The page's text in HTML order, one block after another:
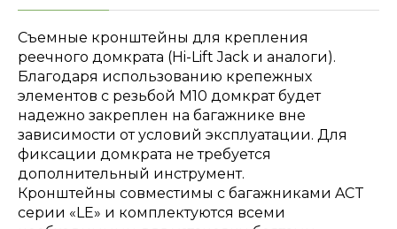
Съемные кронштейны для крепления
реечного домкрата (Hi-Lift Jack и аналоги).
Благодаря использованию крепежных
элементов с резьбой M10 домкрат будет
надежно закреплен на багажнике вне
зависимости от условий эксплуатации. Для
фиксации домкрата не требуется
дополнительный инструмент.
Кронштейны совместимы с багажниками ACT
серии «LE» и комплектуются всеми